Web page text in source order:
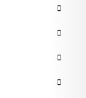
n
n
p
a
i
e